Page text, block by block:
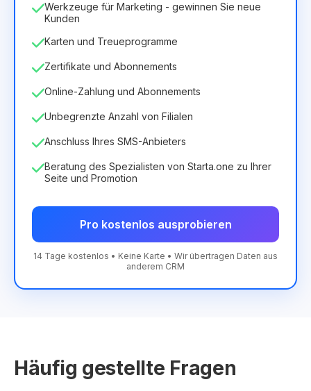
Werkzeuge für Marketing - gewinnen Sie neue
Kunden
Karten und Treueprogramme
Zertifikate und Abonnements
Online-Zahlung und Abonnements
Unbegrenzte Anzahl von Filialen
Anschluss Ihres SMS-Anbieters
Beratung des Spezialisten von Starta.one zu Ihrer
Seite und Promotion
Pro kostenlos ausprobieren
14 Tage kostenlos • Keine Karte • Wir übertragen Daten aus
anderem CRM
Häufig gestellte Fragen